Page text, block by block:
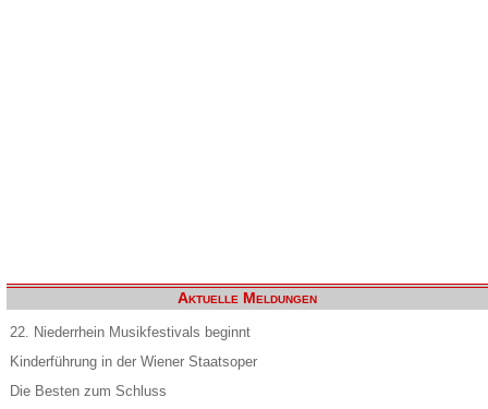
Aktuelle Meldungen
22. Niederrhein Musikfestivals beginnt
Kinderführung in der Wiener Staatsoper
Die Besten zum Schluss